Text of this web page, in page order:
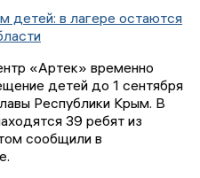
детей: в лагере остаются
«Артек» временно
детей до 1 сентября
Республики Крым. В
39 ребят из
сообщили в